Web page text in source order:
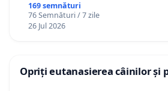
Republica Moldova!
169 semnături
76 Semnături / 7 zile
26 Jul 2026
Opriți eutanasierea câinilor și